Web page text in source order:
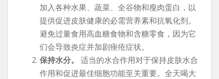
加入各种水果、蔬菜、全谷物和瘦肉蛋白，以
提供促进皮肤健康的必需营养素和抗氧化剂。
避免过量食用高血糖食物和含糖零食，因为它
们会导致炎症并加剧痤疮症状。
保持水分。
适当的水合作用对于保持皮肤水合
作用和促进最佳细胞功能至关重要。全天喝大